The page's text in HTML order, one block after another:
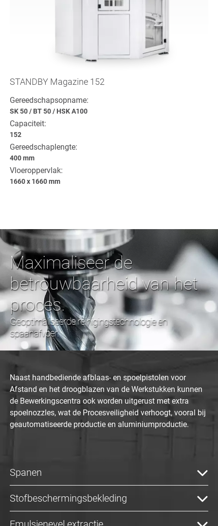
STANDBY Magazine 152
Gereedschapsopname:
SK 50/ BT 50/ HSK A100
Capaciteit:
152
Gereedschaplengte:
400 mm
Vloeroppervlak:
1660 x 1660 mm
Maximaliseer de
betrouwbaarheid van het
proces.
Geoptimaliseerde reinigingstechnologie en
spaanafvoer.
Naast handbediende afblaas- en spoelpistolen voor
Afstand en het droogblazen van de Werkstukken kunnen
de Bewerkingscentra ook worden uitgerust met extra
spoelnozzles, wat de Procesveiligheid verhoogt, vooral bij
geautomatiseerde productie en aluminiumproductie.
Spanen
Stofbeschermingsbekleding